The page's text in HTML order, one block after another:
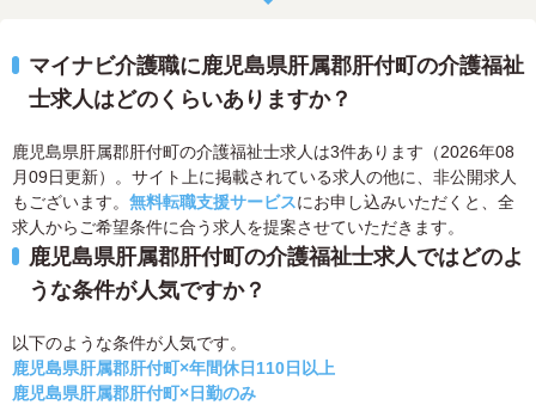
マイナビ介護職に鹿児島県肝属郡肝付町の介護福祉
士求人はどのくらいありますか？
鹿児島県肝属郡肝付町の介護福祉士求人は3件あります（2026年08
月09日更新）。サイト上に掲載されている求人の他に、非公開求人
もございます。 無料転職支援サービスにお申し込みいただくと、全
求人からご希望条件に合う求人を提案させていただきます。
鹿児島県肝属郡肝付町の介護福祉士求人ではどのよ
うな条件が人気ですか？
以下のような条件が人気です。
鹿児島県肝属郡肝付町×年間休日110日以上
鹿児島県肝属郡肝付町×日勤のみ